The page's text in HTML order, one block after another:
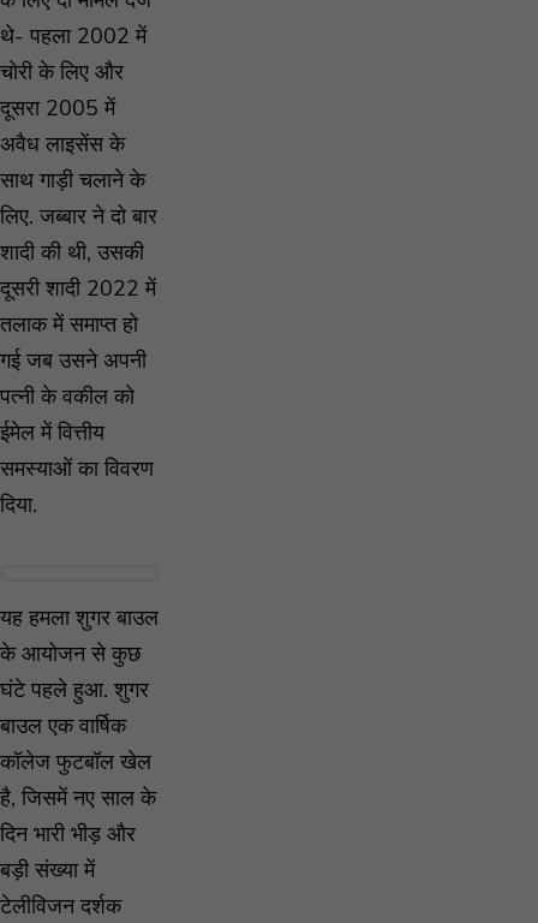
थे- पहला 2002 में
चोरी के लिए और
दूसरा 2005 में
अवैध लाइसेंस के
साथ गाड़ी चलाने के
लिए. जब्बार ने दो बार
शादी की थी, उसकी
दूसरी शादी 2022 में
तलाक में समाप्त हो
गई जब उसने अपनी
पत्नी के वकील को
ईमेल में वित्तीय
समस्याओं का विवरण
दिया.
यह हमला शुगर बाउल
के आयोजन से कुछ
घंटे पहले हुआ. शुगर
बाउल एक वार्षिक
कॉलेज फुटबॉल खेल
है, जिसमें नए साल के
दिन भारी भीड़ और
बड़ी संख्या में
टेलीविजन दर्शक